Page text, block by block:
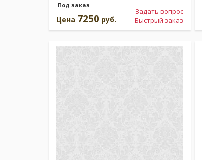
Под заказ
Задать вопрос
Быстрый заказ
Цена 7250 руб.